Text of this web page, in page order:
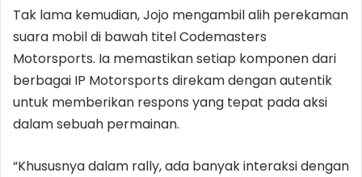
Tak lama kemudian, Jojo mengambil alih perekaman
suara mobil di bawah titel Codemasters
Motorsports. Ia memastikan setiap komponen dari
berbagai IP Motorsports direkam dengan autentik
untuk memberikan respons yang tepat pada aksi
dalam sebuah permainan.
“Khususnya dalam rally, ada banyak interaksi dengan